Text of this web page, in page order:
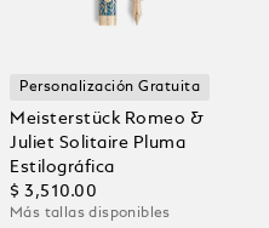
Personalización Gratuita
Meisterstück Romeo &
Juliet Solitaire Pluma
Estilográfica
$ 3,510.00
Más tallas disponibles